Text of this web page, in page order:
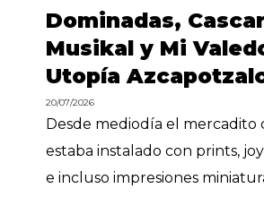
Dominadas,
Musikal y Mi
Utopía
20/07/2026
Desde mediodía el mercadito
estaba instalado con prints,
e incluso impresiones